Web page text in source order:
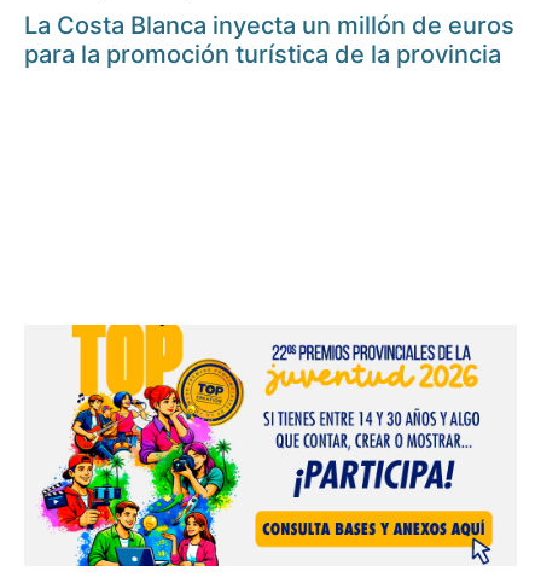
La Costa Blanca inyecta un millón de euros
para la promoción turística de la provincia